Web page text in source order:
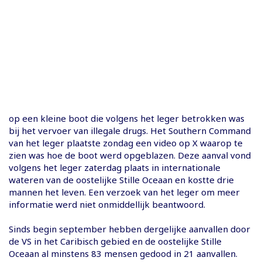
op een kleine boot die volgens het leger betrokken was
bij het vervoer van illegale drugs. Het Southern Command
van het leger plaatste zondag een video op X waarop te
zien was hoe de boot werd opgeblazen. Deze aanval vond
volgens het leger zaterdag plaats in internationale
wateren van de oostelijke Stille Oceaan en kostte drie
mannen het leven. Een verzoek van het leger om meer
informatie werd niet onmiddellijk beantwoord.
Sinds begin september hebben dergelijke aanvallen door
de VS in het Caribisch gebied en de oostelijke Stille
Oceaan al minstens 83 mensen gedood in 21 aanvallen.